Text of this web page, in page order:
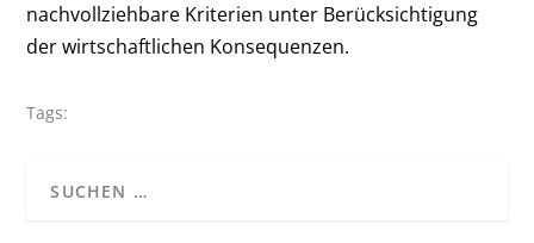
nachvollziehbare Kriterien unter Berücksichtigung
der wirtschaftlichen Konsequenzen.
Tags: